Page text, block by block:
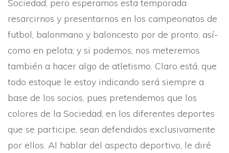
Sociedad; pero esperamos esta temporada
resarcirnos y presentarnos en los campeonatos de
futbol, balonmano y baloncesto por de pronto, así­
como en pelota; y si podemos, nos meteremos
también a hacer algo de atletismo. Claro está, que
todo estoque le estoy indicando será siempre a
base de los socios, pues pretendemos que los
colores de la Sociedad, en los diferentes deportes
que se participe, sean defendidos exclusivamente
por ellos. Al hablar del aspecto deportivo, le diré